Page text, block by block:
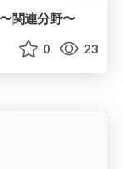
関連分野〜
0 23